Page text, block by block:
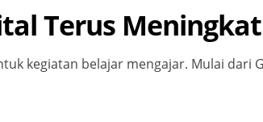
Terus Meningkat
kegiatan belajar mengajar. Mulai dari